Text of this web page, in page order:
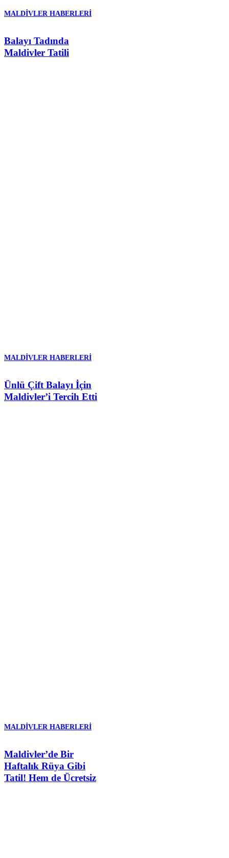
MALDIVLER HABERLERI
Balayı Tadında
Maldivler Tatili
MALDIVLER HABERLERI
Ünlü Çift Balayı İçin
Maldivler’i Tercih Etti
MALDIVLER HABERLERI
Maldivler’de Bir
Haftalık Rüya Gibi
Tatil! Hem de Ücretsiz